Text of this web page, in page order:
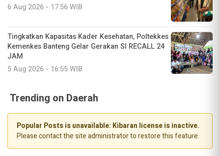
6 Aug 2026 - 17:56 WIB
Tingkatkan Kapasitas Kader Kesehatan, Poltekkes
Kemenkes Banteng Gelar Gerakan SI RECALL 24
JAM
5 Aug 2026 - 16:55 WIB
Trending on Daerah
Popular Posts is unavailable: Kibaran license is inactive.
Please contact the site administrator to restore this feature.